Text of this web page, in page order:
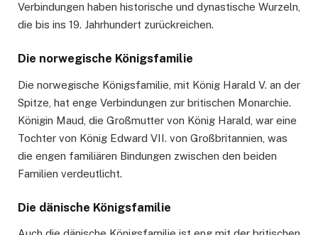
Verbindungen haben historische und dynastische Wurzeln,
die bis ins 19. Jahrhundert zurückreichen.
Die norwegische Königsfamilie
Die norwegische Königsfamilie, mit König Harald V. an der
Spitze, hat enge Verbindungen zur britischen Monarchie.
Königin Maud, die Großmutter von König Harald, war eine
Tochter von König Edward VII. von Großbritannien, was
die engen familiären Bindungen zwischen den beiden
Familien verdeutlicht.
Die dänische Königsfamilie